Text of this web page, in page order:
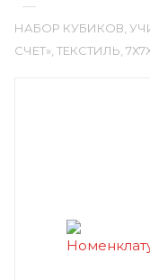
—
НАБОР КУБИКОВ,
СЧЕТ», ТЕКСТИЛЬ,